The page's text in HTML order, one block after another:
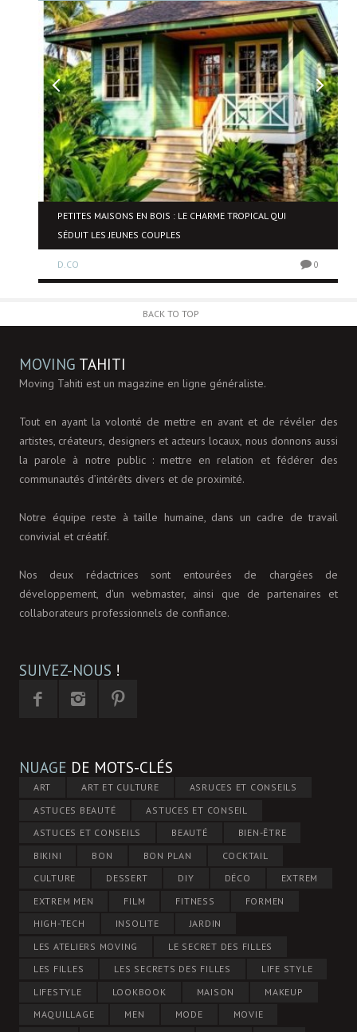
PETITES MAISONS EN BOIS : LE CHARME TROPICAL QUI
SÉDUIT LES JEUNES COUPLES
D.CO 0
BACK TO TOP
MOVING TAHITI
Moving Tahiti est un magazine en ligne généraliste.
Tout en ayant la volonté de mettre en avant et de révéler des
artistes, créateurs, designers et acteurs locaux, nous donnons aussi
la parole à notre public : mettre en relation et fédérer des
communautés d’intérêts divers et de proximité.
Notre équipe reste à taille humaine, dans un cadre de travail
convivial et créatif.
Nos deux rédactrices sont entourées de chargées de
développement, d'un webmaster, ainsi que de partenaires et
collaborateurs professionnels de confiance.
SUIVEZ-NOUS !
NUAGE DE MOTS-CLÉS
ART ART ET CULTURE
ASRUCES ET CONSEILS
ASTUCES BEAUTÉ
ASTUCES ET CONSEIL
ASTUCES ET CONSEILS
BEAUTÉ
BIEN-ÊTRE
BIKINI
BON BON PLAN
COCKTAIL
CULTURE
DESSERT DIY DÉCO
EXTREM
EXTREM MEN
FILM FITNESS
FORMEN
HIGH-TECH
INSOLITE
JARDIN
LES ATELIERS MOVING
LE SECRET DES FILLES
LES FILLES
LES SECRETS DES FILLES
LIFE STYLE
LIFESTYLE
LOOKBOOK MAISON
MAKEUP
MAQUILLAGE
MEN MODE
MOVIE